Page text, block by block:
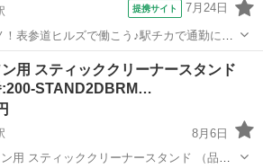
提携サイト 7月24日
の安全を守るお仕事！ 3パターンの勤務時
2hの休憩があるから しっかり休めて負担少
輪駅
用 スティッククリーナースタンド
:200-STAND2DBRM…
8月6日
用 スティッククリーナースタンド （品